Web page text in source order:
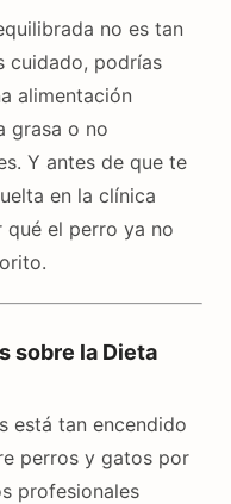
no es tan
cuidado, podrías
alimentación
grasa o no
Y antes de que te
en la clínica
el perro ya no
sobre la Dieta
está tan encendido
perros y gatos por
profesionales